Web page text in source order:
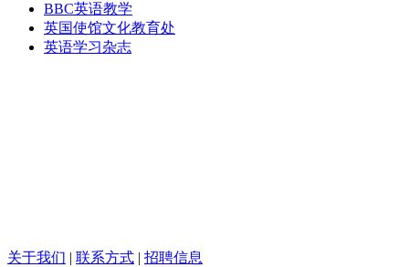
BBC英语教学
英国使馆文化教育处
英语学习杂志
关于我们 | 联系方式 | 招聘信息